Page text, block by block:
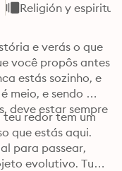
Religión y
e verás o que
você propôs antes
estás sozinho, e
meio, e sendo
deve estar sempre
redor tem um
que estás aqui.
para passear,
evolutivo. Tudo